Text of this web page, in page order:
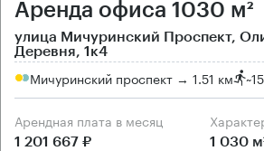
Аренда офиса 1030 м²
улица Мичуринский Проспект,
Деревня, 1к4
Мичуринский проспект → 1.51 км ~
Арендная плата в месяц
1 201 667 ₽ 1 030